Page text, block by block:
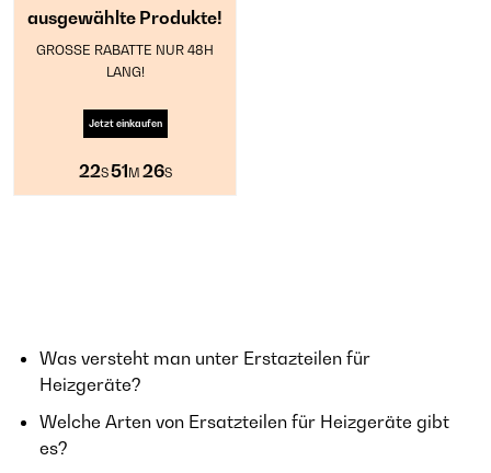
ausgewählte Produkte!
GROSSE RABATTE NUR 48H
LANG!
Jetzt einkaufen
22S51 M 26S
Was versteht man unter Erstazteilen für
Heizgeräte?
Welche Arten von Ersatzteilen für Heizgeräte gibt
es?